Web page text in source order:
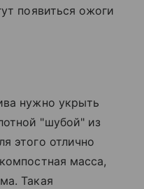
появиться ожоги
нужно укрыть
"шубой" из
этого отлично
масса,
Такая